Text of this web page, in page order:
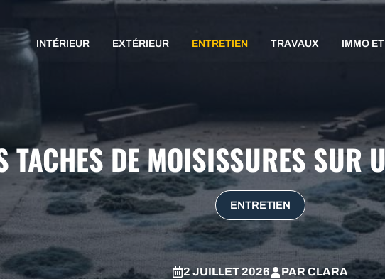
INTÉRIEUR EXTÉRIEUR ENTRETIEN TRAVAUX IMMO
TACHES DE MOISISSURES SUR
ENTRETIEN
2 JUILLET 2026 PARCLARA